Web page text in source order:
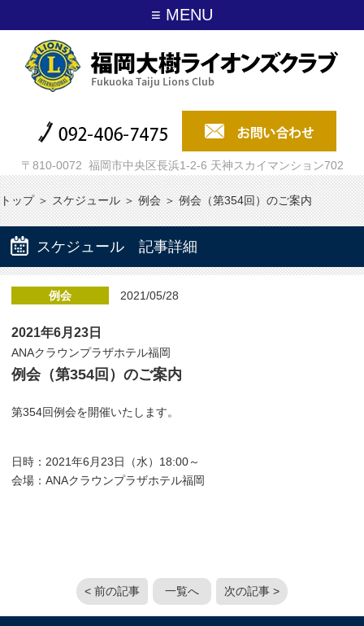
≡ MENU
〒810-0072 福岡市中央区長浜1-2-6 天神スカイマンション702
トップ＞ スケジュール＞ 例会＞ 例会（第354回）のご案内
スケジュール 記事詳細
例会 2021/05/28
2021年6月23日
ANAクラウンプラザホテル福岡
例会（第354回）のご案内
第354回例会を開催いたします。
日時：2021年6月23日（水）18:00～
会場：ANAクラウンプラザホテル福岡
< 前の記事 一覧へ 次の記事 >